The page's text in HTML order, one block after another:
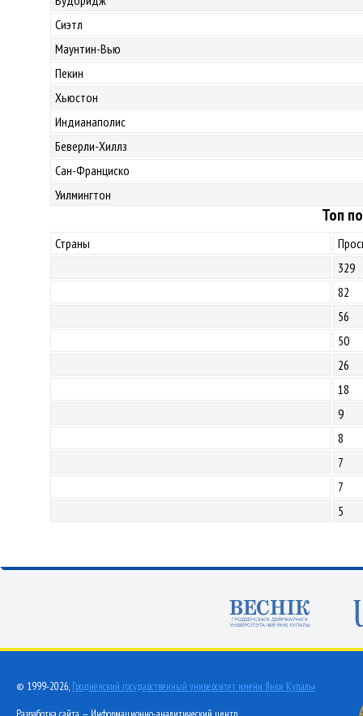
Сиэтл
Маунтин-Вью
Пекин
Хьюстон
Индианаполис
Беверли-Хиллз
Сан-Франциско
Уилмингтон
Топ
Страны
329
82
56
50
26
18
9
8
7
7
5
© 1999-2026, Гродненский государственный университет имени Янки Купалы